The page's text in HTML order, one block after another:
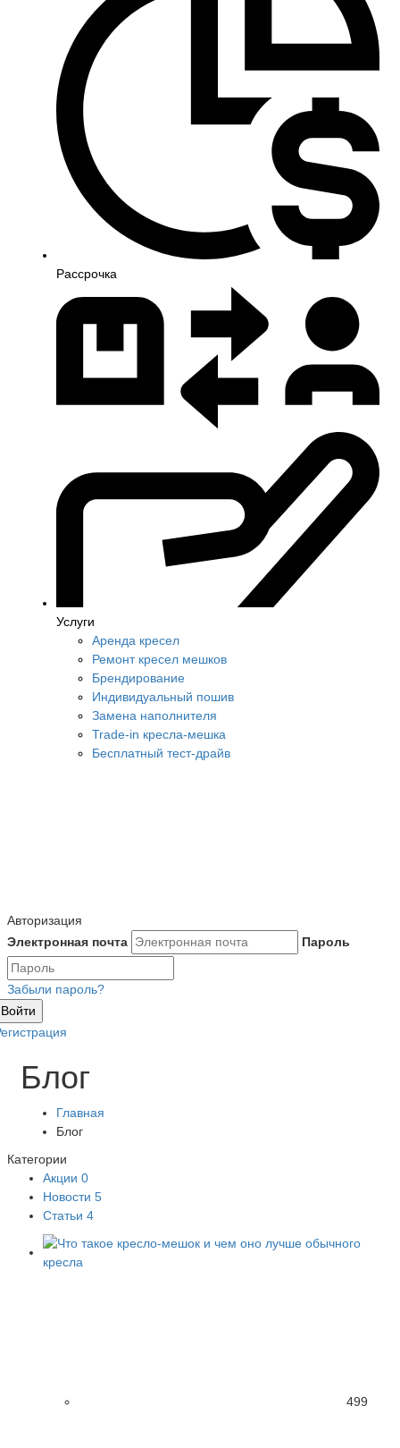
Рассрочка
Услуги
Аренда кресел
Ремонт кресел мешков
Брендирование
Индивидуальный пошив
Замена наполнителя
Trade-in кресла-мешка
Бесплатный тест-драйв
Авторизация
Электронная почта
Пароль
Забыли пароль?
Войти
Блог
Главная
Блог
Категории
Акции 0
Новости 5
Статьи 4
499